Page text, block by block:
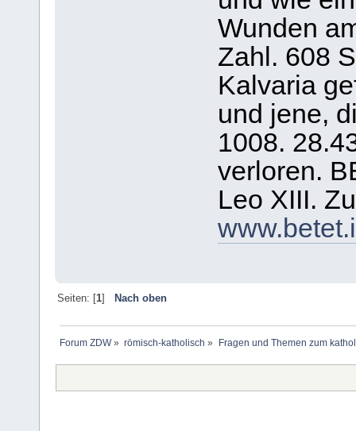
Wunden
Zahl. 608
Kalvaria
und jene,
1008.
verloren.
Leo XIII.
Seiten: [1] Nach oben
Forum ZDW» römisch-katholisch » Fragen und Themen zum